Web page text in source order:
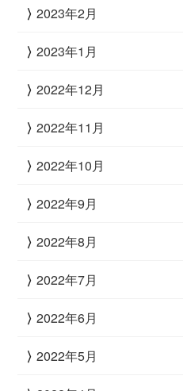
2023年2月
2023年1月
2022年12月
2022年11月
2022年10月
2022年9月
2022年8月
2022年7月
2022年6月
2022年5月